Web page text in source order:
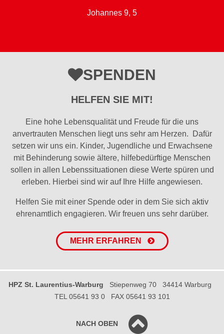
Johannes 9, 5
SPENDEN
HELFEN SIE MIT!
Eine hohe Lebensqualität und Freude für die uns
anvertrauten Menschen liegt uns sehr am Herzen. Dafür
setzen wir uns ein. Kinder, Jugendliche und Erwachsene
mit Behinderung sowie ältere, hilfebedürftige Menschen
sollen in allen Lebenssituationen diese Werte spüren und
erleben. Hierbei sind wir auf Ihre Hilfe angewiesen.
Helfen Sie mit einer Spende oder in dem Sie sich aktiv
ehrenamtlich engagieren. Wir freuen uns sehr darüber.
MEHR ERFAHREN
HPZ St. Laurentius-Warburg Stiepenweg 70
34414 Warburg
TEL 05641 93 0
FAX 05641 93 101
NACH OBEN